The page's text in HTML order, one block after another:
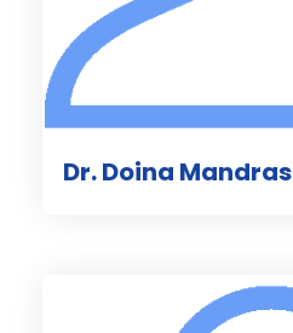
Dr. Doina Mandras